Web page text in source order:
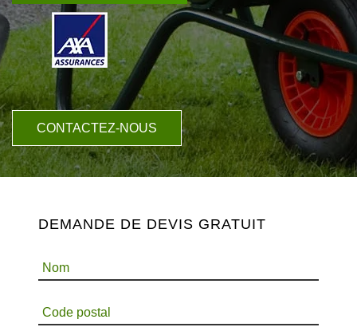
CONTACTEZ-NOUS
DEMANDE DE DEVIS GRATUIT
Nom
Code postal